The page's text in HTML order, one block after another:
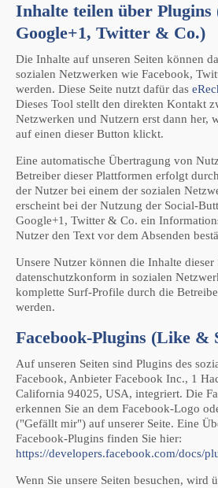
Inhalte teilen über Plugins
Google+1, Twitter & Co.)
Die Inhalte auf unseren Seiten können
sozialen Netzwerken wie Facebook,
werden. Diese Seite nutzt dafür das
Dieses Tool stellt den direkten Kontakt
Netzwerken und Nutzern erst dann her,
auf einen dieser Button klickt.
Eine automatische Übertragung von
Betreiber dieser Plattformen erfolgt
der Nutzer bei einem der sozialen
erscheint bei der Nutzung der Social-
Google+1, Twitter & Co. ein
Nutzer den Text vor dem Absenden
Unsere Nutzer können die Inhalte dieser
datenschutzkonform in sozialen
komplette Surf-Profile durch die
werden.
Facebook-Plugins (Like &
Auf unseren Seiten sind Plugins des
Facebook, Anbieter Facebook Inc., 1
California 94025, USA, integriert. Die
erkennen Sie an dem Facebook-Logo
("Gefällt mir") auf unserer Seite. Eine
Facebook-Plugins finden Sie hier:
https://developers.facebook.com/docs/
Wenn Sie unsere Seiten besuchen, wird